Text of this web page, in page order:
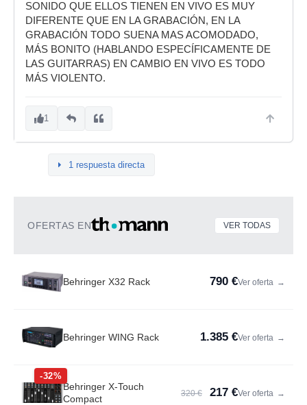
SONIDO QUE ELLOS TIENEN EN VIVO ES MUY
DIFERENTE QUE EN LA GRABACIÓN, EN LA
GRABACIÓN TODO SUENA MAS ACOMODADO,
MÁS BONITO (HABLANDO ESPECÍFICAMENTE DE
LAS GUITARRAS) EN CAMBIO EN VIVO ES TODO
MÁS VIOLENTO.
1
1 respuesta directa
OFERTAS EN VER TODAS
Behringer X32 Rack 790 €Ver oferta →
Behringer WING Rack 1.385 €Ver oferta →
-32%
Behringer X-Touch
Compact
320 € 217 €Ver oferta →